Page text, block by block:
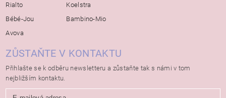
Rialto
Bébé-Jou
Avova
Koelstra
Bambino-Mio
ZŮSTAŇTE V KONTAKTU
Přihlašte se k odběru newsletteru a zůstaňte tak s námi v tom
nejbližším kontaktu.